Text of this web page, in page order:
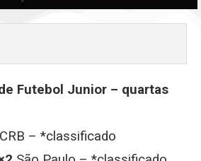
Futebol Junior – quartas
CRB – *classificado